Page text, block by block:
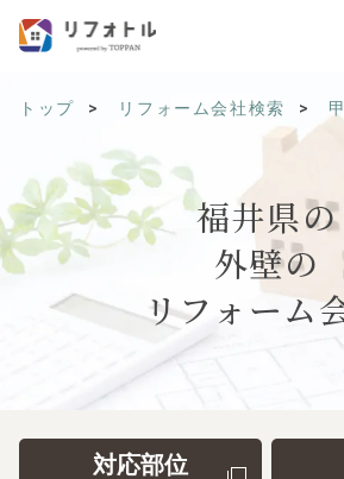
トップ リフォーム会社検索
福井県の
外壁の
リフォーム
対応部位